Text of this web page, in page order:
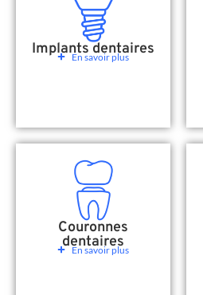
Implants dentaires
En savoir plus
Couronnes
dentaires
En savoir plus